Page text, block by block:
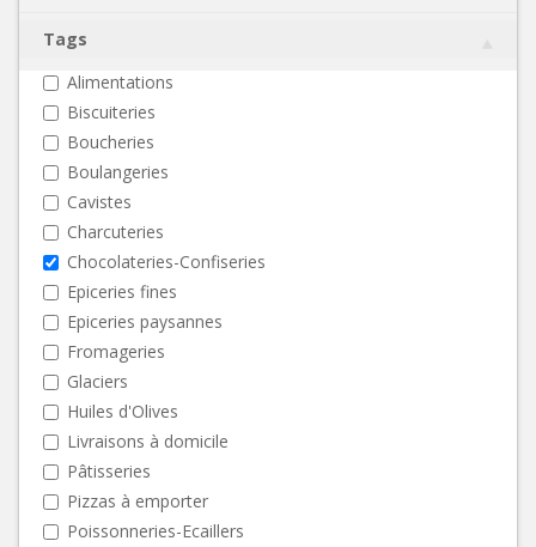
Tags
Alimentations
Biscuiteries
Boucheries
Boulangeries
Cavistes
Charcuteries
Chocolateries-Confiseries
Epiceries fines
Epiceries paysannes
Fromageries
Glaciers
Huiles d'Olives
Livraisons à domicile
Pâtisseries
Pizzas à emporter
Poissonneries-Ecaillers